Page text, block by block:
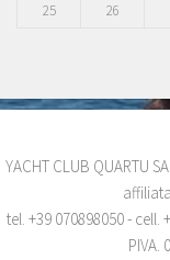
25
26
YACHT CLUB QUARTU
tel. +39 070898050 - cell.
PIVA.